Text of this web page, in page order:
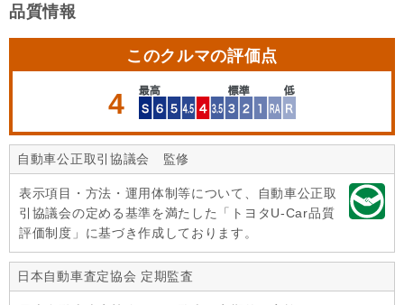
品質情報
このクルマの評価点
4
自動車公正取引協議会 監修
表示項目・方法・運用体制等について、自動車公正取
引協議会の定める基準を満たした「トヨタU-Car品質
評価制度」に基づき作成しております。
日本自動車査定協会 定期監査